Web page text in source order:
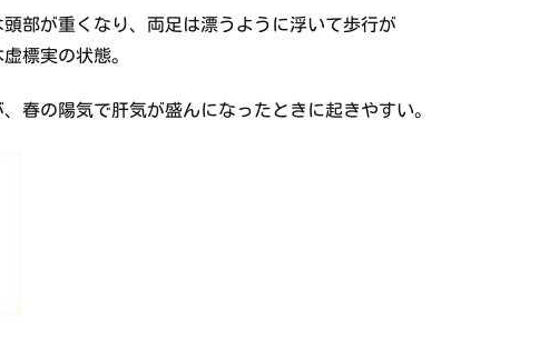
頭部が重くなり、両足は漂うように浮いて歩行が
標実の状態。
春の陽気で肝気が盛んになったときに起きやすい。